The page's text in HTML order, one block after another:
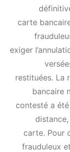
carte
exiger
restituées. La
bancaire
contesté a
carte. Pour
frauduleux